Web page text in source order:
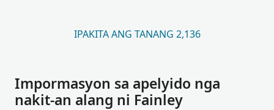
IPAKITA ANG TANANG 2,136
Impormasyon sa apelyido nga
nakit-an alang ni Fainley